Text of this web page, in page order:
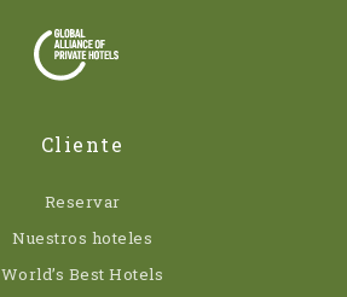
Cliente
Reservar
Nuestros hoteles
World’s Best Hotels